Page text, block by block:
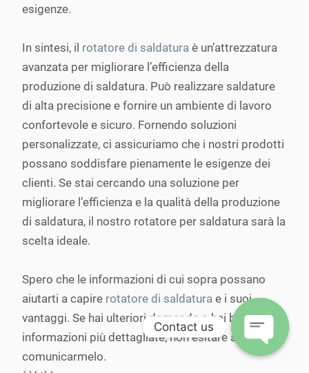
esigenze.
In sintesi, il rotatore di saldatura è un’attrezzatura
avanzata per migliorare l’efficienza della
produzione di saldatura. Può realizzare saldature
di alta precisione e fornire un ambiente di lavoro
confortevole e sicuro. Fornendo soluzioni
personalizzate, ci assicuriamo che i nostri prodotti
possano soddisfare pienamente le esigenze dei
clienti. Se stai cercando una soluzione per
migliorare l’efficienza e la qualità della produzione
di saldatura, il nostro rotatore per saldatura sarà la
scelta ideale.
Spero che le informazioni di cui sopra possano
aiutarti a capire rotatore di saldatura e i suoi
vantaggi. Se hai ulteriori domande o hai bisogno di
informazioni più dettagliate, non esitare a
comunicarmelo.
Contact us